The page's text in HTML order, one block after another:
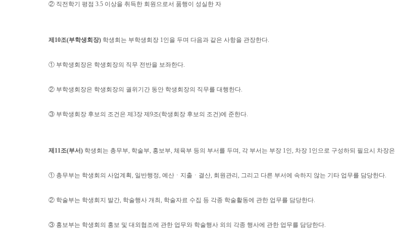
② 직전학기 평점 3.5 이상을 취득한 회원으로서 품행이 성실한 자
제 10조(부학생회장) 학생회는 부학생회장 1인을 두며 다음과 같은 사항을 관장한다.
① 부학생회장은 학생회장의 직무 전반을 보좌한다.
② 부학생회장은 학생회장의 궐위기간 동안 학생회장의 직무를 대행한다.
③ 부학생회장 후보의 조건은 제 3장 제 9조(학생회장 후보의 조건)에 준한다.
제11 조(부서) 학생회는 총무부 학술부 홍보부 체육부 등의 부서를 두며 각 부서는 부장 1 인 차장 1 인으로 구성하되 필요시 차장은
① 총무부는 학생회의 사업계획 일반행정 예산 ㆍ 지출 ㆍ 결산 회원관리 그리고 다른 부서에 속하지 않는 기타 업무를 담당한다
② 학술부는 학생회지 발간 학술행사 개최 학술자료 수집 등 각종 학술활동에 관한 업무를 담당한다
③ 홍보부는 학생회의 홍보 및 대외협조에 관한 업무와 학술행사 외의 각종 행사에 관한 업무를 담당한다